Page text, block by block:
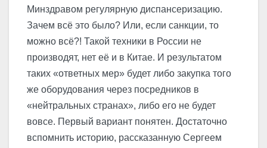
Минздравом регулярную диспансеризацию.
Зачем всё это было? Или, если санкции, то
можно всё?! Такой техники в России не
производят, нет её и в Китае. И результатом
таких «ответных мер» будет либо закупка того
же оборудования через посредников в
«нейтральных странах», либо его не будет
вовсе. Первый вариант понятен. Достаточно
вспомнить историю, рассказанную Сергеем